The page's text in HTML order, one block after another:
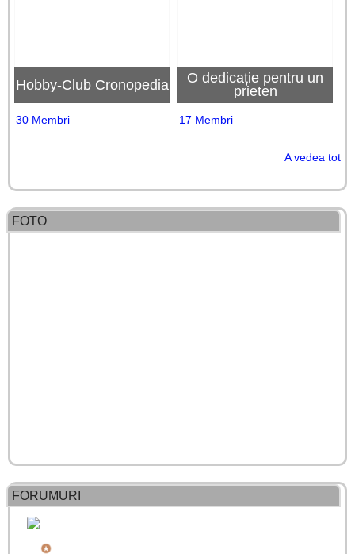
Hobby-Club Cronopedia
30 Membri
O dedicație pentru un
prieten
17 Membri
A vedea tot
FOTO
FORUMURI